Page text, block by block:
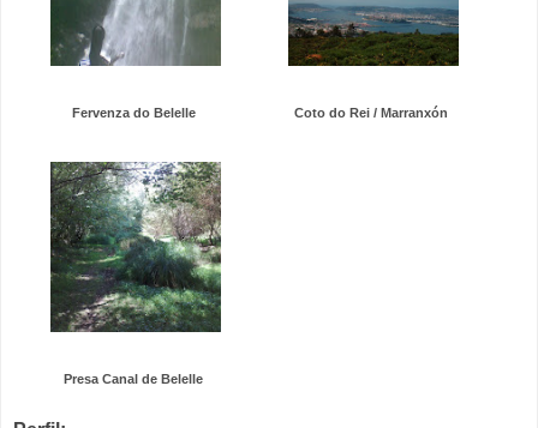
Fervenza do Belelle Coto do Rei / Marranxón
Presa Canal de Belelle